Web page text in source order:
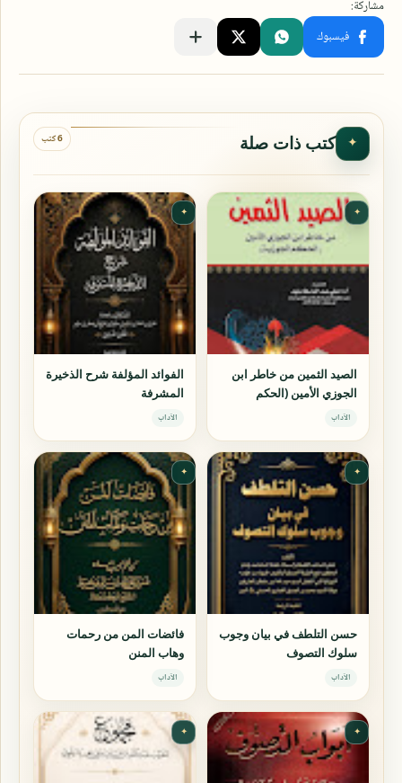
✦ كتب ذات صلة 6 كتب
✦
الصيد الثمين من خاطر ابن
الجوزي الأمين (الحكم
الجوزية)
الآداب
✦
الفوائد المؤلفة شرح الذخيرة
المشرفة
الآداب
✦
حسن التلطف في بيان وجوب
سلوك التصوف
الآداب
✦
فائضات المن من رحمات
وهاب المنن
الآداب
✦
✦